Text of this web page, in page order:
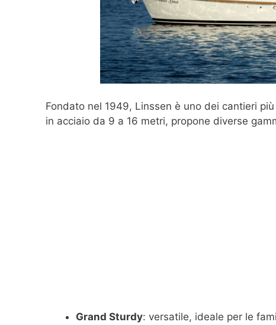
Fondato nel 1949, Linssen è uno dei cantieri
in acciaio da 9 a 16 metri, propone diverse
Grand Sturdy: versatile, ideale per le